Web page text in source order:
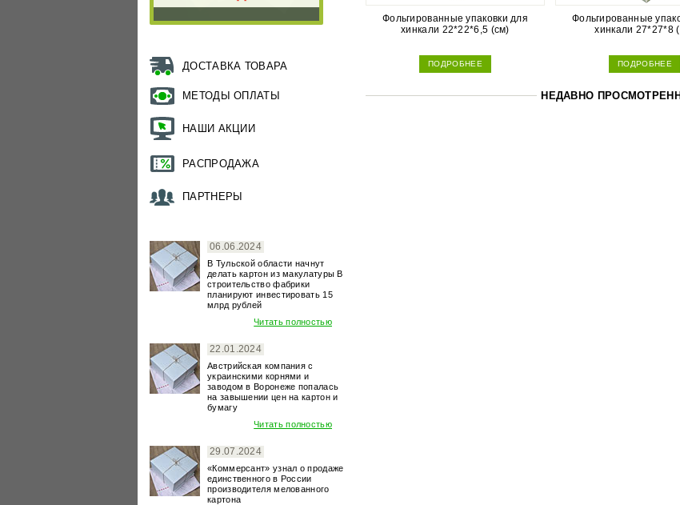
ДОСТАВКА ТОВАРА
МЕТОДЫ ОПЛАТЫ
НАШИ АКЦИИ
РАСПРОДАЖА
ПАРТНЕРЫ
06.06.2024
В Тульской области начнут
делать картон из макулатуры В
строительство фабрики
планируют инвестировать 15
млрд рублей
Читать полностью
22.01.2024
Австрийская компания с
украинскими корнями и
заводом в Воронеже попалась
на завышении цен на картон и
бумагу
Читать полностью
29.07.2024
«Коммерсант» узнал о продаже
единственного в России
производителя мелованного
картона
Фольгированные упаковки для
хинкали 22*22*6,5 (см)
ПОДРОБНЕЕ
Фольгированные
хинкали 27*27*8
ПОДРОБНЕЕ
НЕДАВНО